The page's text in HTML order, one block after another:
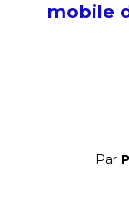
mobile
Par